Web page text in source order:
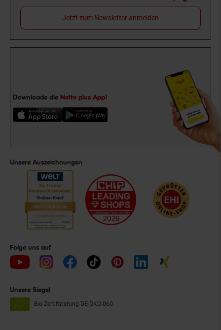
Jetzt zum Newsletter anmelden
Downloade die Netto plus App!
Unsere Auszeichnungen
Folge uns auf
Unsere Siegel
Bio Zertifizierung DE-ÖKO-060